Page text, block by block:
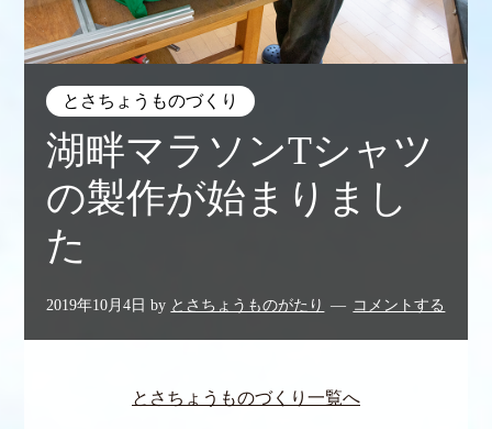
とさちょうものづくり
湖畔マラソンTシャツ
の製作が始まりまし
た
2019年10月4日 by とさちょうものがたり コメントする
とさちょうものづくり一覧へ